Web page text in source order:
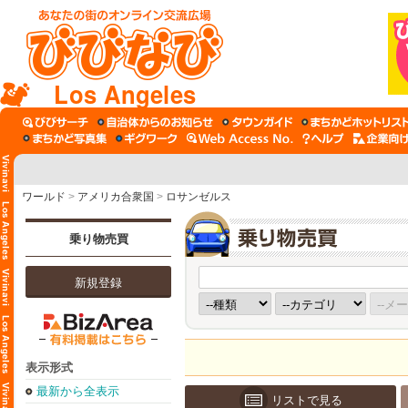
Los Angeles
ワールド > アメリカ合衆国 > ロサンゼルス
乗り物売買
新規登録
表示形式
最新から全表示
リストで見る